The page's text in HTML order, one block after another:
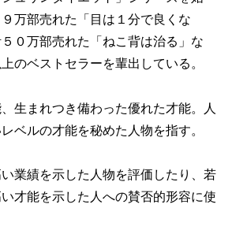
万部売れた「目は１分で良くな
０万部売れた「ねこ背は治る」な
のベストセラーを輩出している。
生まれつき備わった優れた才能。人
ベルの才能を秘めた人物を指す。
業績を示した人物を評価したり、若
才能を示した人への賛否的形容に使